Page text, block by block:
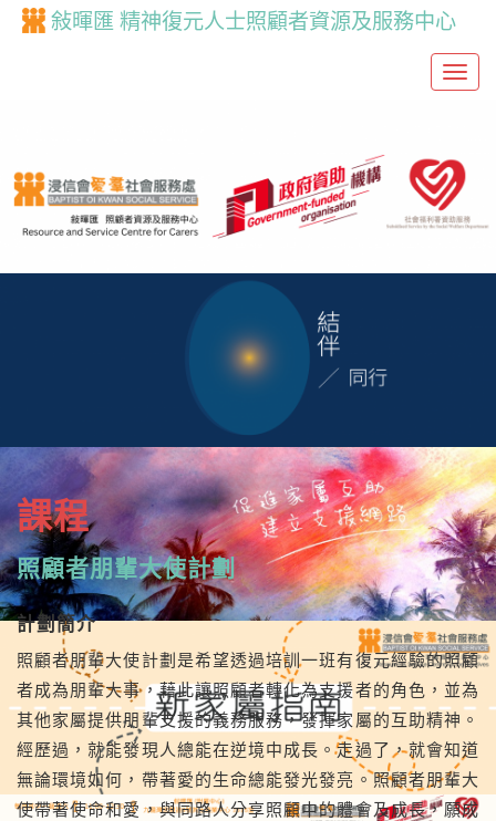
敍暉匯 精神復元人士照顧者資源及服務中心
T
e
n
v
課程
照顧者朋輩大使計劃
計劃簡介
照顧者朋輩大使計劃是希望透過培訓一班有復元經驗的照顧
者成為朋輩大事，藉此讓照顧者轉化為支援者的角色，並為
其他家屬提供朋輩支援的義務服務，發揮家屬的互助精神。
經歷過，就能發現人總能在逆境中成長。走過了，就會知道
無論環境如何，帶著愛的生命總能發光發亮。照顧者朋輩大
使帶著使命和愛，與同路人分享照顧中的體會及成長，願成